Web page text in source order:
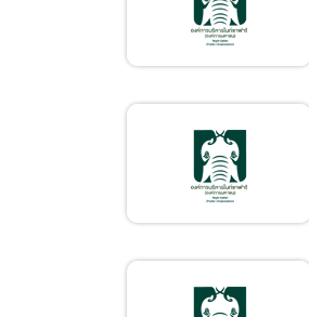
จ้างปรับปรุงซ่อมแซมห้องน้ำ
ส่วน Tiger World โดยวิธี
เฉพาะเจาะจง
ประกาศผู้ชนะการเสนอราคา
จ้างเหมาบุคคลภายนอกเป็น
ผู้สอบบัญชี ของสำนักงาน
พัฒนาพิงคนคร (องค์การ
มหาชน) สำหรับรอบปีบัญชี
2567 โดยวิธีเฉพาะเจาะจง
ประกาศผู้ชนะการเสนอราคา